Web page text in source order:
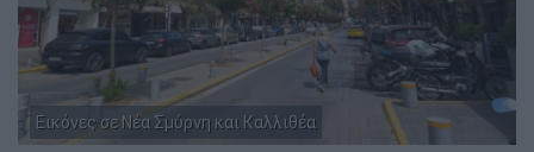
Εικόνες σε Νέα Σμύρνη και Καλλιθέα